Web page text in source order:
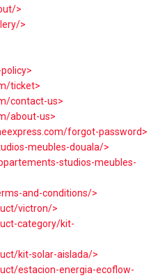
>
>
ticket>
contact-us>
about-us>
forgot-password>
meubles-douala/>
studios-meubles-
and-conditions/>
victron/>
category/kit-
kit-solar-aislada/>
estacion-energia-ecoflow-